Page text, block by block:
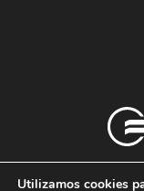
Utilizamos cookies